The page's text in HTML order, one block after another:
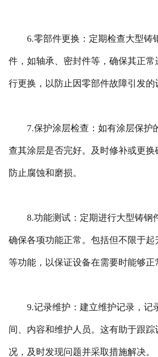
6.零部件更换：定期检查大型铸
件，如轴承、密封件等，确保其正
行更换，以防止因零部件故障引发的
7.保护涂层检查：如有涂层保护
查其涂层是否完好。及时修补或更换
防止腐蚀和磨损。
8.功能测试：定期进行大型铸钢
确保各项功能正常。包括但不限于起
等功能，以保证设备在需要时能够正
9.记录维护：建立维护记录，记
间、内容和维护人员。这有助于跟踪
况，及时发现问题并采取措施解决。